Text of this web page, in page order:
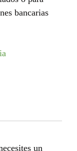
bancarias
un